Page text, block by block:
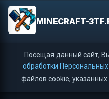
MINECRAFT-
Посещая данный сайт,
обработки
файлов cookie, указанных